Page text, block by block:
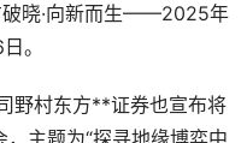
破晓·向新而生——2025年
。
村东方**证券也宣布将
主题为“探寻地缘博弈中